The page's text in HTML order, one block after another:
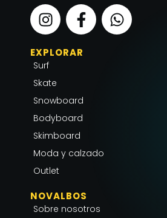
I
n
s
t
a
g
r
a
m
F
a
c
e
o
k
f
W
h
a
EXPLORAR
Surf
Skate
Snowboard
Bodyboard
Skimboard
Moda y calzado
Outlet
NOVALBOS
Sobre nosotros